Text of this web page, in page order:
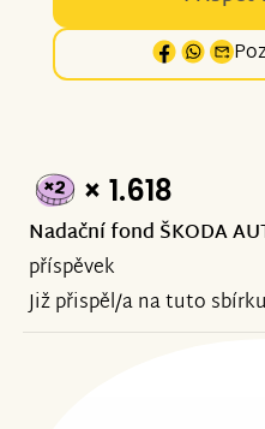
× 1.618
Nadační fond ŠKODA
příspěvek
Již přispěl/a na tuto